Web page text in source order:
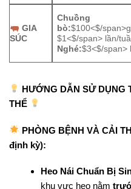
GIA
SÚC
Chuồng
bò:$100<$/
$1<$/span> lần/
Nghé:$3<$/span>
HƯỚNG DẪN SỬ DỤNG
THỂ
PHÒNG BỆNH VÀ CẢI
định kỳ):
Heo Nái Chuẩn Bị
khu vực heo nằm